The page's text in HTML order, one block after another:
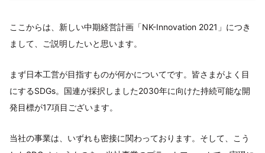
ここからは、新しい中期経営計画「NK-Innovation 2021」につき
まして、ご説明したいと思います。
まず日本工営が目指すものが何かについてです。皆さまがよく目
にするSDGs。国連が採択しました2030年に向けた持続可能な開
発目標が17項目ございます。
当社の事業は、いずれも密接に関わっております。そして、こう